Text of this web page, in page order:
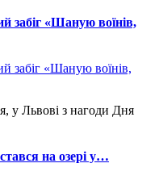
забіг «Шаную воїнів,
у Львові з нагоди Дня
на озері у…